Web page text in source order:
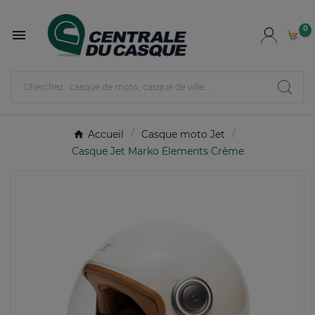
 0
Accueil
Casque moto Jet
Casque Jet Marko Elements Crème